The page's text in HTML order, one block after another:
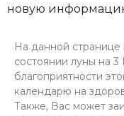
новую
На данной
состоянии луны на
благоприятности
календарю на
Также, Вас может